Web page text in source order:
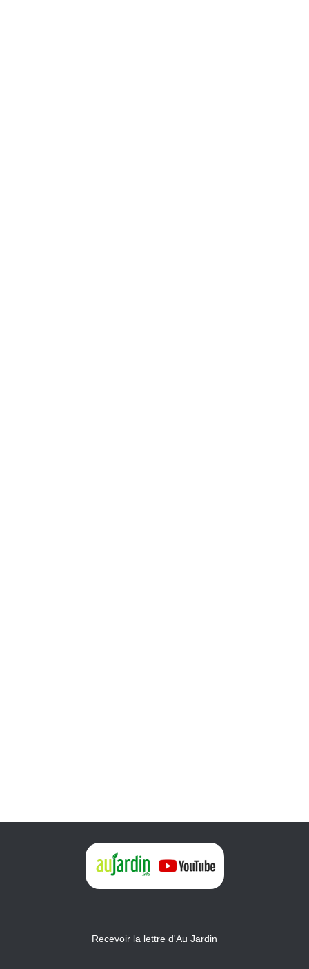
Recevoir la lettre d'Au Jardin